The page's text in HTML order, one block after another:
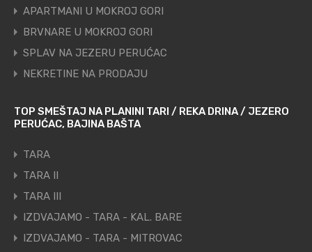
APARTMANI U MOKROJ GORI
BRVNARE U MOKROJ GORI
SPLAV NA JEZERU PERUĆAC
NEKRETINE NA PRODAJU
TOP SMEŠTAJ NA PLANINI TARI / REKA DRINA / JEZERO
PERUĆAC, BAJINA BAŠTA
TARA
TARA II
TARA III
IZDVAJAMO - TARA - KAL. BARE
IZDVAJAMO - TARA - MITROVAC